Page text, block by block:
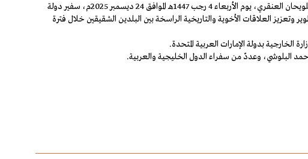
إنفاذاً لأمر خادم الحرمين الشريفين الملك سلمان بن عبدالعزيز آل سعود حفظه الله، قلّد سفير خادم الحرمين الشريفين لدى دولة الإمارات سلطان اللويحان العنقري، يوم الأربعاء 4 رجب 1447هـ الموافق 24 ديسمبر 2025م، سفير دولة
وتعزيز العلاقات الأخوية والتاريخية الراسخة بين البلدين الشقيقين خلال فترة
الخارجية بدولة الإمارات العربية المتحدة.
البلوشي، وعددٌ من سفراء الدول الخليجية والعربية.